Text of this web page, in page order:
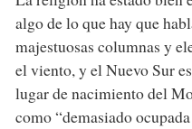
algo de lo que hay que
majestuosas columnas y
el viento, y el Nuevo Sur
lugar de nacimiento del
como “demasiado